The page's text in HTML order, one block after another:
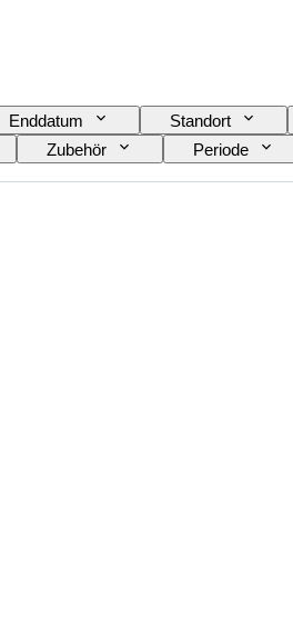
Enddatum Standort
Zubehör Periode
Weinklassifizierung